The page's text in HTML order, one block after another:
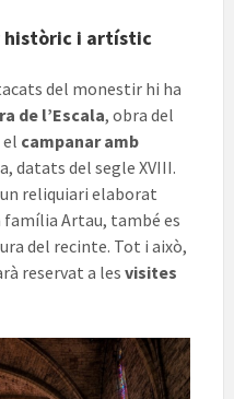
històric i artístic
del monestir hi ha
de l’Escala, obra del
campanar amb
datats del segle XVIII.
reliquiari elaborat
Artau, també es
del recinte. Tot i això,
reservat a les visites